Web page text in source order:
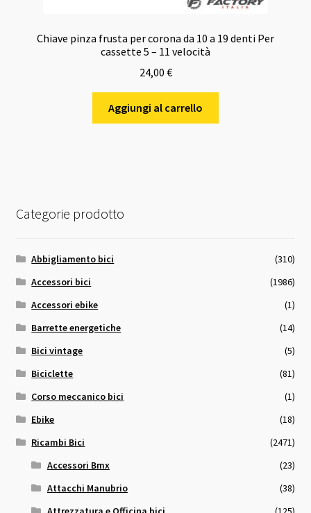
Chiave pinza frusta per corona da 10 a 19 denti Per
cassette 5 – 11 velocità
24,00 €
Aggiungi al carrello
Categorie prodotto
Abbigliamento bici
(310)
Accessori bici
(1986)
Accessori ebike
(1)
Barrette energetiche
(14)
Bici vintage
(5)
Biciclette
(81)
Corso meccanico bici
(1)
Ebike
(18)
Ricambi Bici
(2471)
Accessori Bmx
(23)
Attacchi Manubrio
(38)